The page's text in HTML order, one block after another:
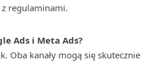
regulaminami.
Ads i Meta Ads?
Oba kanały mogą się skutecznie